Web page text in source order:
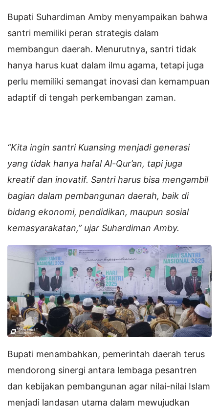
Bupati Suhardiman Amby menyampaikan bahwa
santri memiliki peran strategis dalam
membangun daerah. Menurutnya, santri tidak
hanya harus kuat dalam ilmu agama, tetapi juga
perlu memiliki semangat inovasi dan kemampuan
adaptif di tengah perkembangan zaman.
“Kita ingin santri Kuansing menjadi generasi
yang tidak hanya hafal Al-Qur’an, tapi juga
kreatif dan inovatif. Santri harus bisa mengambil
bagian dalam pembangunan daerah, baik di
bidang ekonomi, pendidikan, maupun sosial
kemasyarakatan,” ujar Suhardiman Amby.
Bupati menambahkan, pemerintah daerah terus
mendorong sinergi antara lembaga pesantren
dan kebijakan pembangunan agar nilai-nilai Islam
menjadi landasan utama dalam mewujudkan